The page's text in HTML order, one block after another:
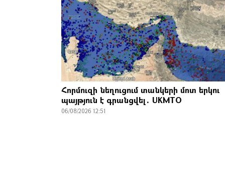
Հորմուզի նեղուցում տանկերի մոտ երկու
պայթյուն է գրանցվել․ UKMTO
06/08/2026 12:51